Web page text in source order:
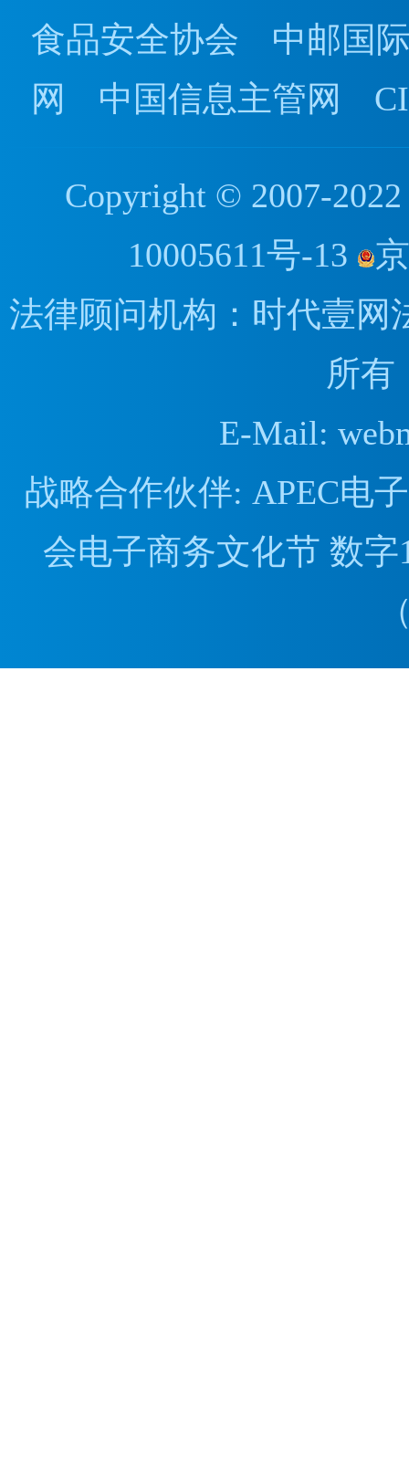
食品安全协会
中邮国
网
中国信息主管网
Copyright © 2007-
10005611号-13
法律顾问机构：时代壹
所有
E-Mail:
战略合作伙伴: APEC电
会电子商务文化节 数